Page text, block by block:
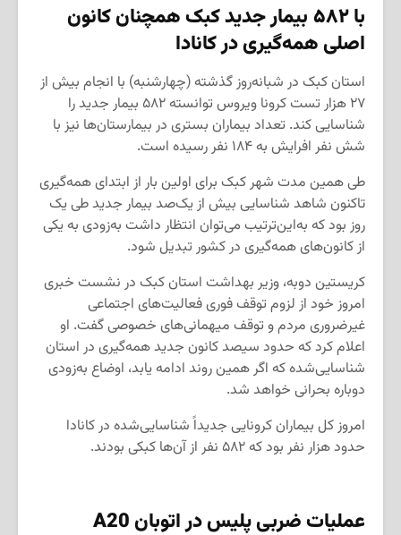
با۵۸۲ بیمار جدید کبک همچنان کانون
اصلی همه‌گیری در کانادا
استان کبک در شبانه‌روز گذشته (چهارشنبه) با انجام بیش از
۲۷ هزار تست کرونا ویروس توانسته ۵۸۲ بیمار جدید را
شناسایی کند. تعداد بیماران بستری در بیمارستان‌ها نیز با
شش نفر افرایش به ۱۸۴ نفر رسیده است.
طی همین مدت شهر کبک برای اولین بار از ابتدای همه‌گیری
تاکنون شاهد شناسایی بیش از یک‌صد بیمار جدید طی یک
روز بود که به‌این‌ترتیب می‌توان انتظار داشت به‌زودی به یکی
از کانون‌های همه‌گیری در کشور تبدیل شود.
کریستین دوبه، وزیر بهداشت استان کبک در نشست خبری
امروز خود از لزوم توقف فوری فعالیت‌های اجتماعی
غیر‌ضروری مردم و توقف میهمانی‌های خصوصی گفت. او
اعلام کرد که حدود سیصد کانون جدید همه‌گیری در استان
شناسایی‌شده که اگر همین روند ادامه یابد، اوضاع به‌زودی
دوباره بحرانی خواهد شد.
امروز کل بیماران کرونایی جدیداً شناسایی‌شده در کانادا
حدود هزار نفر بود که ۵۸۲ نفر از آن‌ها کبکی بودند.
عملیات ضربی پلیس در اتوبانA20